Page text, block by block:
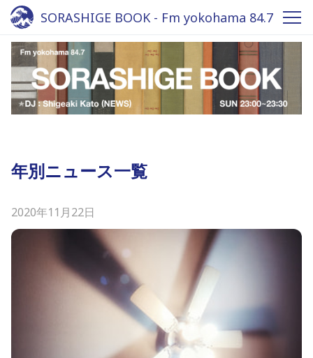
SORASHIGE BOOK - Fm yokohama 84.7
年別ニュース一覧
2020年11月22日